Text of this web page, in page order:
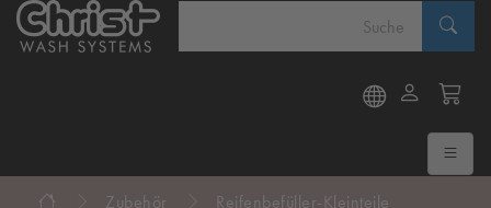
Zubehör Reifenbefüller-Kleinteile